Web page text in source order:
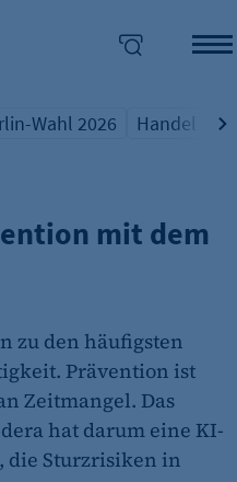
Schlagwort
Wahl 2026
Übersicht
Handel
mit dem
zu den häufigsten
Prävention ist
Zeitmangel. Das
hat darum eine KI-
die Sturzrisiken in